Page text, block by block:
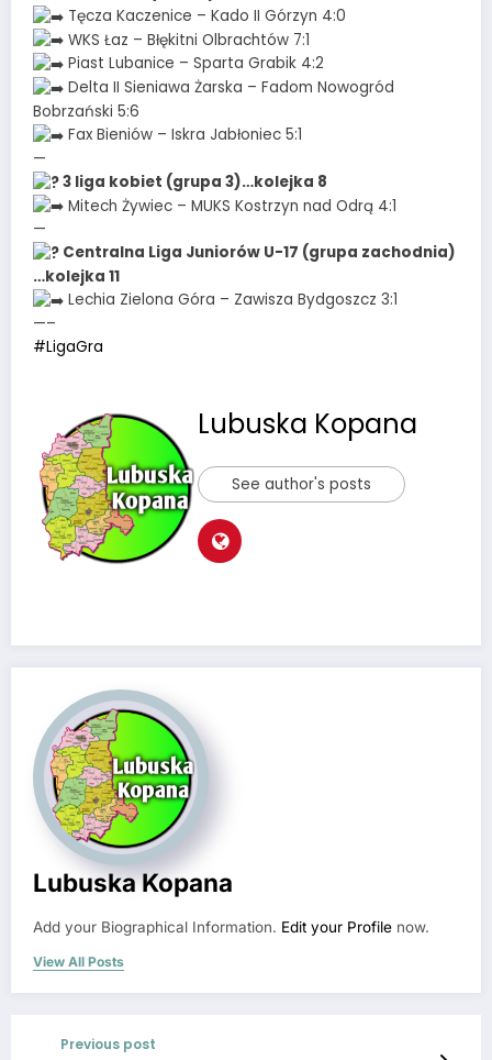
Tęcza Kaczenice – Kado II Górzyn 4:0
WKS Łaz – Błękitni Olbrachtów 7:1
Piast Lubanice – Sparta Grabik 4:2
Delta II Sieniawa Żarska – Fadom Nowogród
Bobrzański 5:6
Fax Bieniów – Iskra Jabłoniec 5:1
—
3 liga kobiet (grupa 3)…kolejka 8
Mitech Żywiec – MUKS Kostrzyn nad Odrą 4:1
—
Centralna Liga Juniorów U-17 (grupa zachodnia)
…kolejka 11
Lechia Zielona Góra – Zawisza Bydgoszcz 3:1
—–
#LigaGra
Lubuska Kopana
See author's posts
Lubuska Kopana
Add your Biographical Information. Edit your Profile now.
View All Posts
Previous post